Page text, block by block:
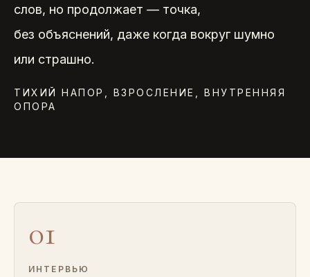
слов, но продолжает — точка,
без объяснений, даже когда вокруг шумно
или страшно.
ТИХИЙ НАПОР, ВЗРОСЛЕНИЕ, ВНУТРЕННЯЯ
ОПОРА
01
ИНТЕРВЬЮ